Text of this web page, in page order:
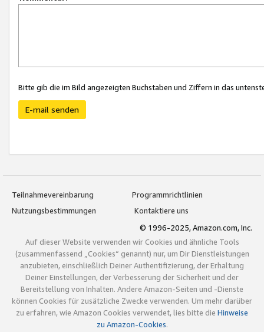
Bitte gib die im Bild angezeigten Buchstaben und Ziffern in das
E-mail senden
Teilnahmevereinbarung
Programmrichtlinien
Nutzungsbestimmungen
Kontaktiere uns
© 1996-2025, Amazon.com, Inc.
Auf dieser Website verwenden wir Cookies und ähnliche Tools
(zusammenfassend „Cookies“ genannt) nur, um Dir Dienstleistungen
anzubieten, einschließlich Deiner Authentifizierung, der Erhaltung
Deiner Einstellungen, der Verbesserung der Sicherheit und der
Bereitstellung von Inhalten. Andere Amazon-Seiten und -Dienste
können Cookies für zusätzliche Zwecke verwenden. Um mehr darüber
zu erfahren, wie Amazon Cookies verwendet, lies bitte die Hinweise
zu Amazon-Cookies.